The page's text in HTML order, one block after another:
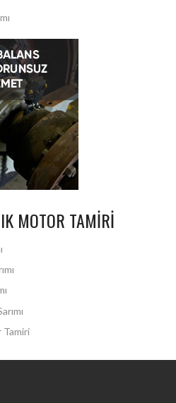
MOTOR TAMIRI
Tamiri